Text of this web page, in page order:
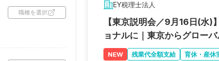
職種を選択
EY税理士法人
【東京説明会／9月16日(水
ョナルに｜東京からグローバ
NEW 残業代全額支給 育休・産休